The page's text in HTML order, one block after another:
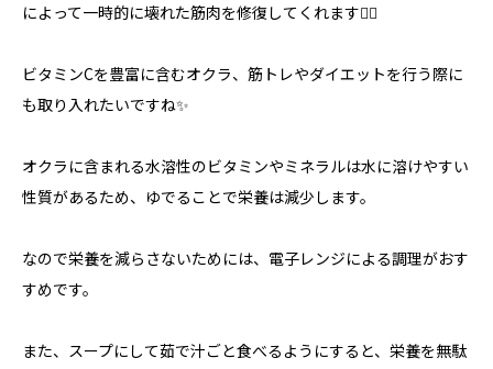
によって一時的に壊れた筋肉を修復してくれます🙆‍♀️
ビタミンCを豊富に含むオクラ、筋トレやダイエットを行う際に
も取り入れたいですね✨
オクラに含まれる水溶性のビタミンやミネラルは水に溶けやすい
性質があるため、ゆでることで栄養は減少します。
なので栄養を減らさないためには、電子レンジによる調理がおす
すめです。
また、スープにして茹で汁ごと食べるようにすると、栄養を無駄